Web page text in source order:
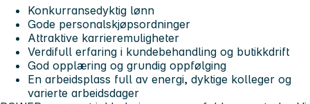
Konkurransedyktig lønn
Gode personalskjøpsordninger
Attraktive karrieremuligheter
Verdifull erfaring i kundebehandling og butikkdrift
God opplæring og grundig oppfølging
En arbeidsplass full av energi, dyktige kolleger og
varierte arbeidsdager